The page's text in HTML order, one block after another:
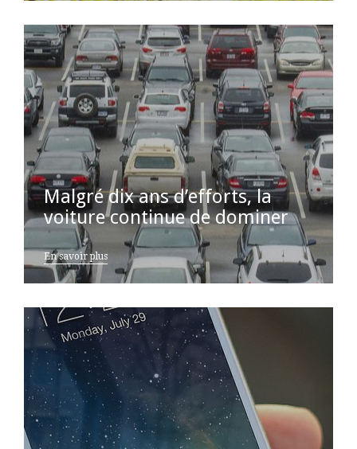
Malgré dix ans d’efforts, la
voiture continue de dominer
En savoir plus